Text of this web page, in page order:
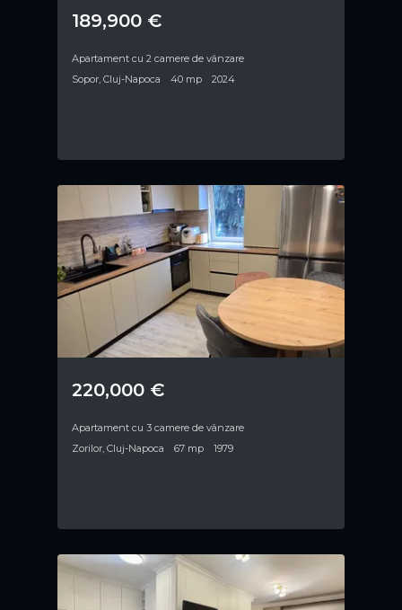
Apartament cu 2 camere de vânzare
189,900 €
Sopor, Cluj-Napoca 40 mp 2024
Apartament cu 3 camere de vânzare
220,000 €
Zorilor, Cluj-Napoca 67 mp 1979